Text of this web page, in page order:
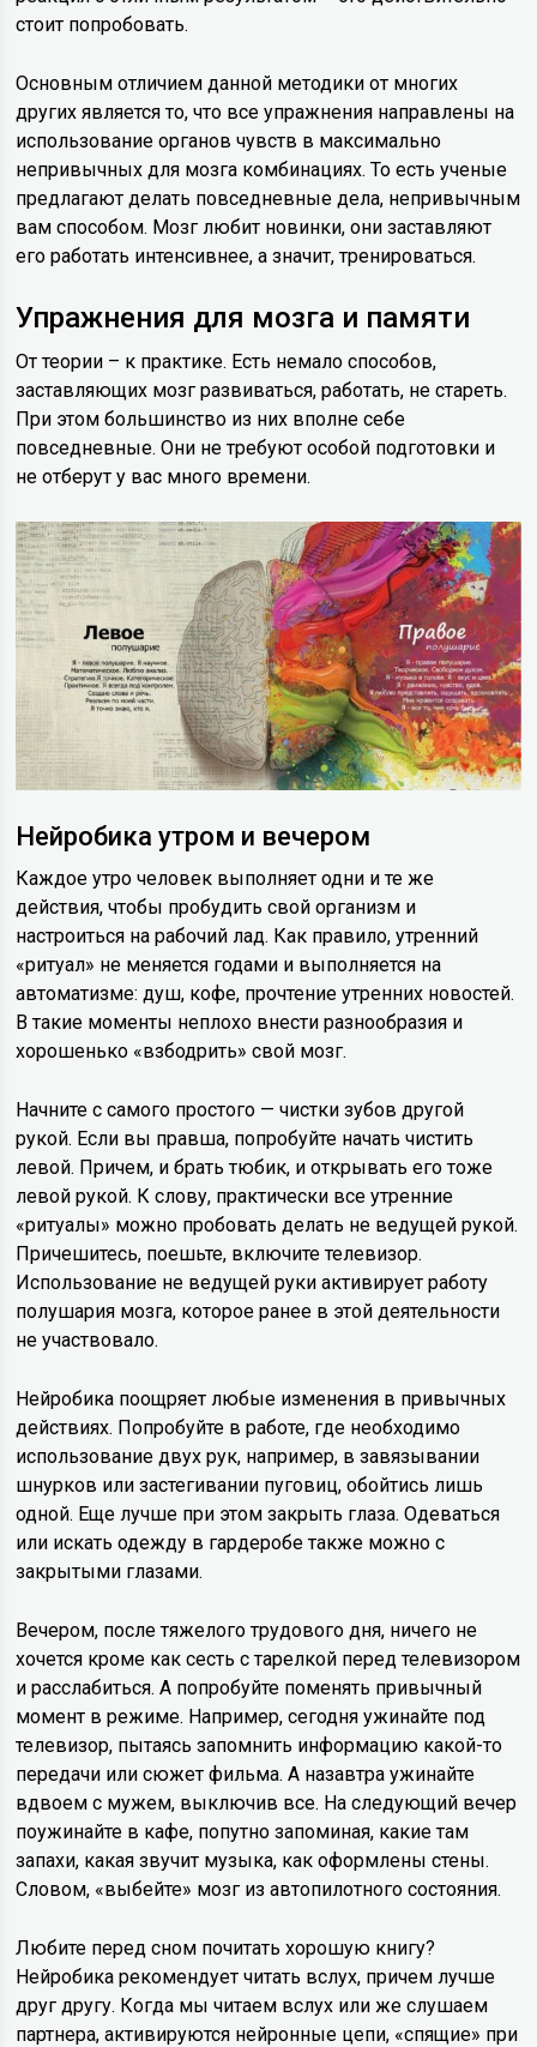
стоит попробовать.
Основным отличием данной методики от многих
других является то, что все упражнения направлены на
использование органов чувств в максимально
непривычных для мозга комбинациях. То есть ученые
предлагают делать повседневные дела, непривычным
вам способом. Мозг любит новинки, они заставляют
его работать интенсивнее, а значит, тренироваться.
Упражнения для мозга и памяти
От теории – к практике. Есть немало способов,
заставляющих мозг развиваться, работать, не стареть.
При этом большинство из них вполне себе
повседневные. Они не требуют особой подготовки и
не отберут у вас много времени.
Нейробика утром и вечером
Каждое утро человек выполняет одни и те же
действия, чтобы пробудить свой организм и
настроиться на рабочий лад. Как правило, утренний
«ритуал» не меняется годами и выполняется на
автоматизме: душ, кофе, прочтение утренних новостей.
В такие моменты неплохо внести разнообразия и
хорошенько «взбодрить» свой мозг.
Начните с самого простого — чистки зубов другой
рукой. Если вы правша, попробуйте начать чистить
левой. Причем, и брать тюбик, и открывать его тоже
левой рукой. К слову, практически все утренние
«ритуалы» можно пробовать делать не ведущей рукой.
Причешитесь, поешьте, включите телевизор.
Использование не ведущей руки активирует работу
полушария мозга, которое ранее в этой деятельности
не участвовало.
Нейробика поощряет любые изменения в привычных
действиях. Попробуйте в работе, где необходимо
использование двух рук, например, в завязывании
шнурков или застегивании пуговиц, обойтись лишь
одной. Еще лучше при этом закрыть глаза. Одеваться
или искать одежду в гардеробе также можно с
закрытыми глазами.
Вечером, после тяжелого трудового дня, ничего не
хочется кроме как сесть с тарелкой перед телевизором
и расслабиться. А попробуйте поменять привычный
момент в режиме. Например, сегодня ужинайте под
телевизор, пытаясь запомнить информацию какой-то
передачи или сюжет фильма. А назавтра ужинайте
вдвоем с мужем, выключив все. На следующий вечер
поужинайте в кафе, попутно запоминая, какие там
запахи, какая звучит музыка, как оформлены стены.
Словом, «выбейте» мозг из автопилотного состояния.
Любите перед сном почитать хорошую книгу?
Нейробика рекомендует читать вслух, причем лучше
друг другу. Когда мы читаем вслух или же слушаем
партнера, активируются нейронные цепи, «спящие» при